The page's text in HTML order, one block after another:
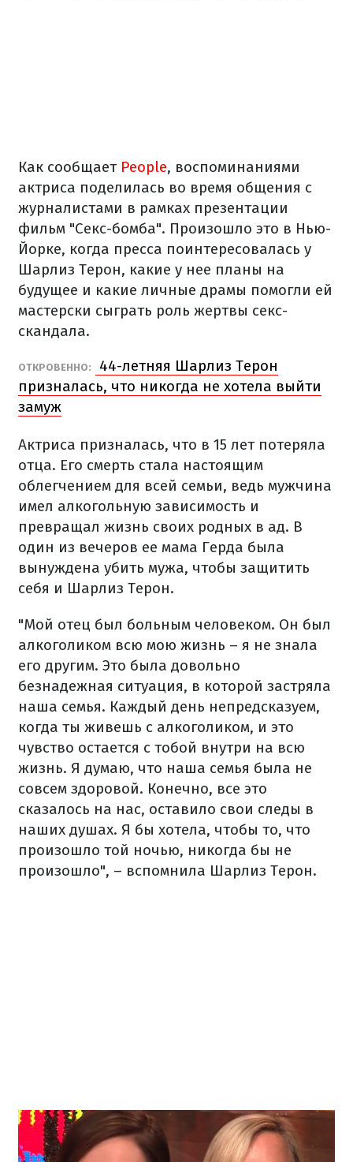
Как сообщает People, воспоминаниями
актриса поделилась во время общения с
журналистами в рамках презентации
фильм "Секс-бомба". Произошло это в Нью-
Йорке, когда пресса поинтересовалась у
Шарлиз Терон, какие у нее планы на
будущее и какие личные драмы помогли ей
мастерски сыграть роль жертвы секс-
скандала.
ОТКРОВЕННО:
44-летняя Шарлиз Терон
призналась, что никогда не хотела выйти
замуж
Актриса призналась, что в 15 лет потеряла
отца. Его смерть стала настоящим
облегчением для всей семьи, ведь мужчина
имел алкогольную зависимость и
превращал жизнь своих родных в ад. В
один из вечеров ее мама Герда была
вынуждена убить мужа, чтобы защитить
себя и Шарлиз Терон.
"Мой отец был больным человеком. Он был
алкоголиком всю мою жизнь – я не знала
его другим. Это была довольно
безнадежная ситуация, в которой застряла
наша семья. Каждый день непредсказуем,
когда ты живешь с алкоголиком, и это
чувство остается с тобой внутри на всю
жизнь. Я думаю, что наша семья была не
совсем здоровой. Конечно, все это
сказалось на нас, оставило свои следы в
наших душах. Я бы хотела, чтобы то, что
произошло той ночью, никогда бы не
произошло", – вспомнила Шарлиз Терон.